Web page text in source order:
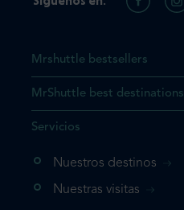
el producto que busca ya
vaya directamente a su
su reserva.
Mrshuttle bestsellers
MrShuttle best destinations
Servicios
Nuestros destinos
Nuestras visitas